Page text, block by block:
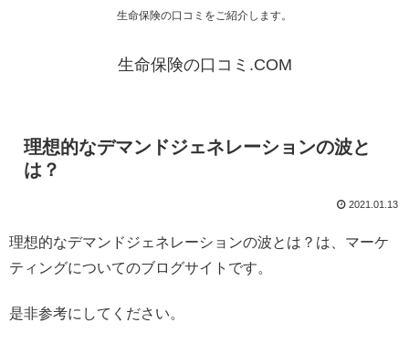
生命保険の口コミをご紹介します。
生命保険の口コミ.COM
理想的なデマンドジェネレーションの波と
は？
2021.01.13
理想的なデマンドジェネレーションの波とは？は、マーケ
ティングについてのブログサイトです。
是非参考にしてください。